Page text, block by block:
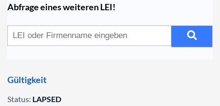
Abfrage eines weiteren LEI!
Gültigkeit
Status: LAPSED